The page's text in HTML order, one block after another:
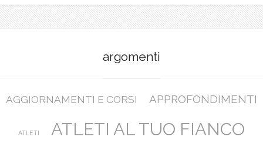
argomenti
AGGIORNAMENTI E CORSI APPROFONDIMENTI
ATLETI ATLETI AL TUO FIANCO